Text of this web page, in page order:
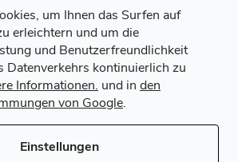
um Ihnen das Surfen auf
erleichtern und um die
und Benutzerfreundlichkeit
Datenverkehrs kontinuierlich zu
Informationen. und in den
von Google.
Einstellungen
einverstanden.